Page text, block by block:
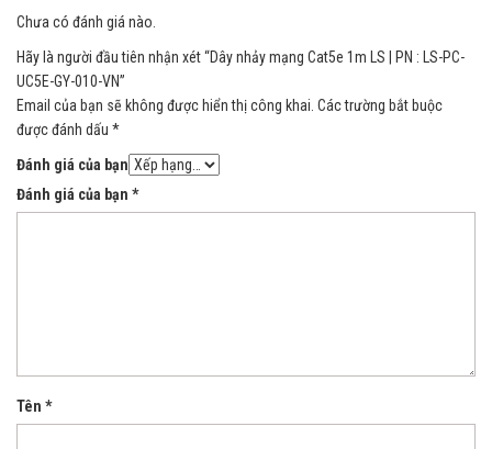
Chưa có đánh giá nào.
Hãy là người đầu tiên nhận xét “Dây nhảy mạng Cat5e 1m LS | PN : LS-PC-
UC5E-GY-010-VN”
Email của bạn sẽ không được hiển thị công khai. Các trường bắt buộc
được đánh dấu *
Đánh giá của bạn
Đánh giá của bạn *
Tên *